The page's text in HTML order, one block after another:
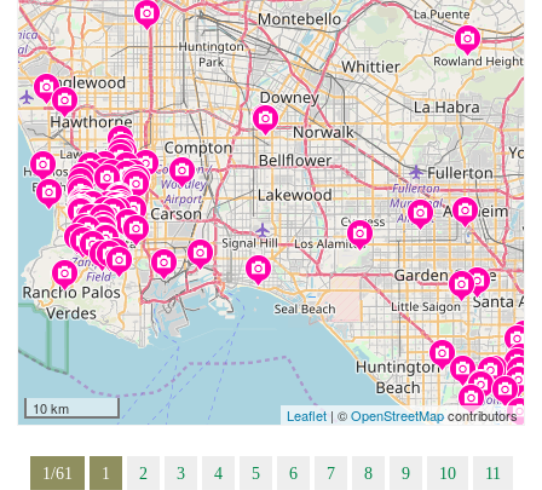
10 km Leaflet| ©OpenStreetMapcontributors
1/61 1 2 3 4 5 6 7 8 9 10
11